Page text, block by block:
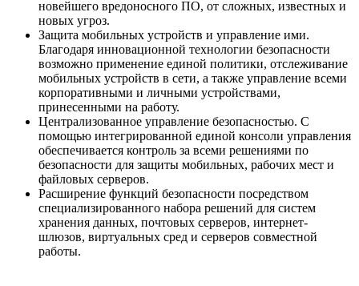
новейшего вредоносного ПО, от сложных, известных и
новых угроз.
Защита мобильных устройств и управление ими.
Благодаря инновационной технологии безопасности
возможно применение единой политики, отслеживание
мобильных устройств в сети, а также управление всеми
корпоративными и личными устройствами,
принесенными на работу.
Централизованное управление безопасностью. С
помощью интегрированной единой консоли управления
обеспечивается контроль за всеми решениями по
безопасности для защиты мобильных, рабочих мест и
файловых серверов.
Расширение функций безопасности посредством
специализированного набора решений для систем
хранения данных, почтовых серверов, интернет-
шлюзов, виртуальных сред и серверов совместной
работы.